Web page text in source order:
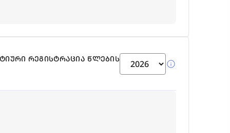
ᲠᲔᲒᲘᲡᲢᲠᲐᲪᲘᲐ ᲬᲚᲔᲑᲘᲡ
info